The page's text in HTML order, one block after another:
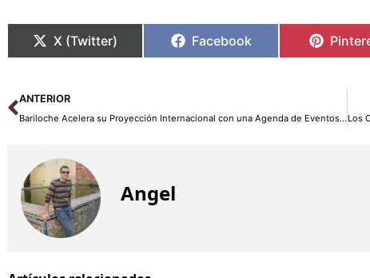
X (Twitter) Facebook
Ant
ANTERIOR
Bariloche Acelera su Proyección Internacional con una Agenda de Eventos Impresionante para 2026
Angel